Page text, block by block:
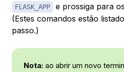
FLASK_APP
e prossiga para
(Estes comandos estão
passo.)
Nota: ao abrir um novo